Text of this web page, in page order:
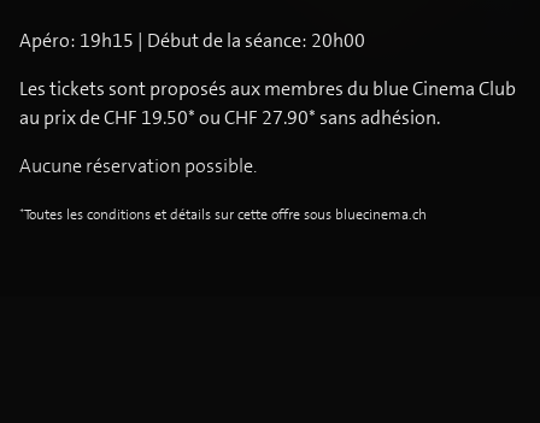
Apéro: 19h15 | Début de la séance: 20h00
Les tickets sont proposés aux membres du blue Cinema Club
au prix de CHF 19.50* ou CHF 27.90* sans adhésion.
Aucune réservation possible.
*Toutes les conditions et détails sur cette offre sous bluecinema.ch